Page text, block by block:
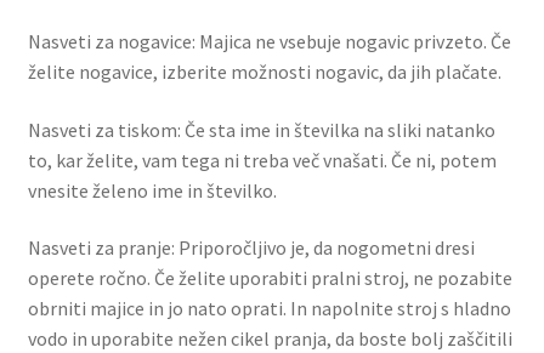
Nasveti za nogavice: Majica ne vsebuje nogavic privzeto. Če
želite nogavice, izberite možnosti nogavic, da jih plačate.
Nasveti za tiskom: Če sta ime in številka na sliki natanko
to, kar želite, vam tega ni treba več vnašati. Če ni, potem
vnesite želeno ime in številko.
Nasveti za pranje: Priporočljivo je, da nogometni dresi
operete ročno. Če želite uporabiti pralni stroj, ne pozabite
obrniti majice in jo nato oprati. In napolnite stroj s hladno
vodo in uporabite nežen cikel pranja, da boste bolj zaščitili